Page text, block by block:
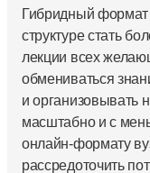
Гибридный формат
структуре стать
лекции всех
обмениваться
и организовывать
масштабно и с
онлайн-формату
рассредоточить